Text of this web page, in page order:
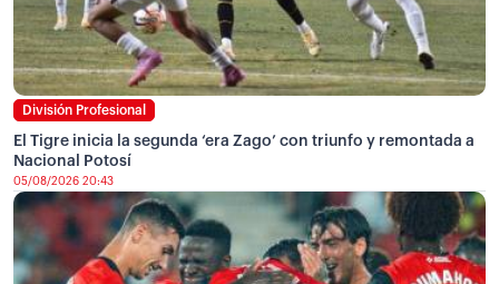
División Profesional
El Tigre inicia la segunda ‘era Zago’ con triunfo y remontada a
Nacional Potosí
05/08/2026 20:43